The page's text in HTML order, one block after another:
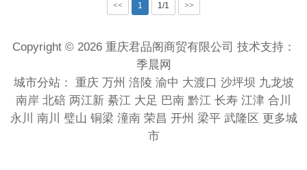
<< 1 1/1 >>
Copyright © 2026 重庆君品阁商贸有限公司 技术支持：
季晨网
城市分站： 重庆 万州 涪陵 渝中 大渡口 沙坪坝 九龙坡
南岸 北碚 两江新 綦江 大足 巴南 黔江 长寿 江津 合川
永川
南川 璧山 铜梁 潼南 荣昌 开州 梁平 武隆区 更多城
市